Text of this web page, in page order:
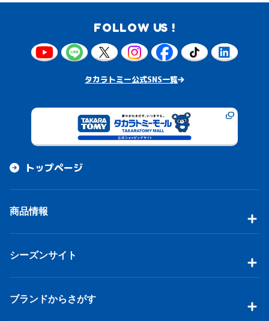
FOLLOW US !
タカラトミー公式SNS一覧
トップページ
商品情報
シーズンサイト
ブランドからさがす